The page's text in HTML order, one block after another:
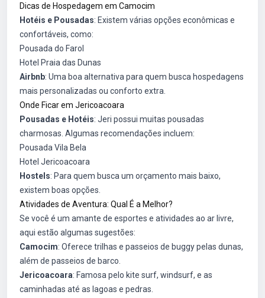
Dicas de Hospedagem em Camocim
Hotéis e Pousadas: Existem várias opções econômicas e
confortáveis, como:
Pousada do Farol
Hotel Praia das Dunas
Airbnb: Uma boa alternativa para quem busca hospedagens
mais personalizadas ou conforto extra.
Onde Ficar em Jericoacoara
Pousadas e Hotéis: Jeri possui muitas pousadas
charmosas. Algumas recomendações incluem:
Pousada Vila Bela
Hotel Jericoacoara
Hostels: Para quem busca um orçamento mais baixo,
existem boas opções.
Atividades de Aventura: Qual É a Melhor?
Se você é um amante de esportes e atividades ao ar livre,
aqui estão algumas sugestões:
Camocim: Oferece trilhas e passeios de buggy pelas dunas,
além de passeios de barco.
Jericoacoara: Famosa pelo kite surf, windsurf, e as
caminhadas até as lagoas e pedras.